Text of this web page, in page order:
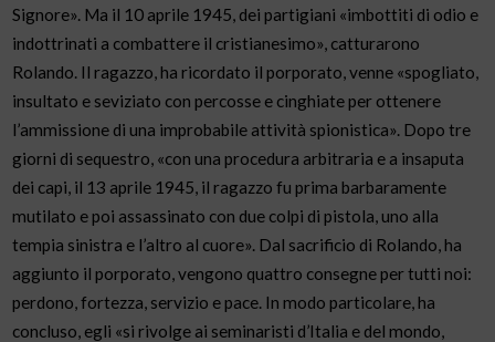
Signore». Ma il 10 aprile 1945, dei partigiani «imbottiti di odio e
indottrinati a combattere il cristianesimo», catturarono
Rolando. Il ragazzo, ha ricordato il porporato, venne «spogliato,
insultato e seviziato con percosse e cinghiate per ottenere
l’ammissione di una improbabile attività spionistica». Dopo tre
giorni di sequestro, «con una procedura arbitraria e a insaputa
dei capi, il 13 aprile 1945, il ragazzo fu prima barbaramente
mutilato e poi assassinato con due colpi di pistola, uno alla
tempia sinistra e l’altro al cuore». Dal sacrificio di Rolando, ha
aggiunto il porporato, vengono quattro consegne per tutti noi:
perdono, fortezza, servizio e pace. In modo particolare, ha
concluso, egli «si rivolge ai seminaristi d’Italia e del mondo,